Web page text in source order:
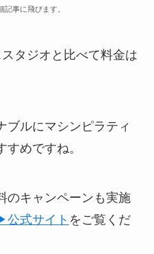
記事に飛びます。
タジオと比べて料金は
ブルにマシンピラティ
めですね。
のキャンペーンも実施
公式サイト をご覧くだ